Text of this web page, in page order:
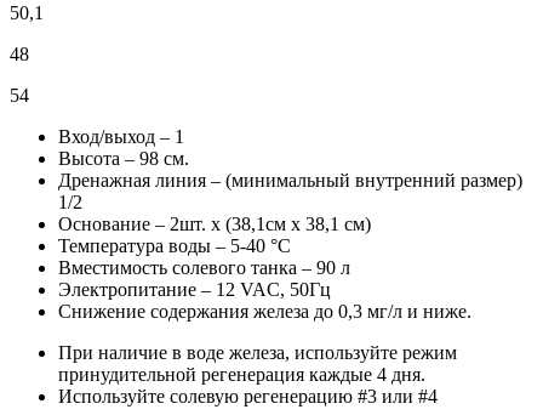
50,1
48
54
Вход/выход – 1
Высота – 98 см.
Дренажная линия – (минимальный внутренний размер)
1/2
Основание – 2шт. x (38,1см х 38,1 см)
Температура воды – 5-40 °С
Вместимость солевого танка – 90 л
Электропитание – 12 VAC, 50Гц
Снижение содержания железа до 0,3 мг/л и ниже.
При наличие в воде железа, используйте режим
принудительной регенерация каждые 4 дня.
Используйте солевую регенерацию #3 или #4